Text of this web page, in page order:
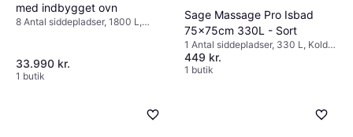
med indbygget ovn
8 Antal siddepladser, 1800 L,
Træ, Glasfiber
33.990 kr.
1 butik
Sage Massage Pro Isbad
75x75cm 330L - Sort
1 Antal siddepladser, 330 L, Koldt
bad
449 kr.
1 butik